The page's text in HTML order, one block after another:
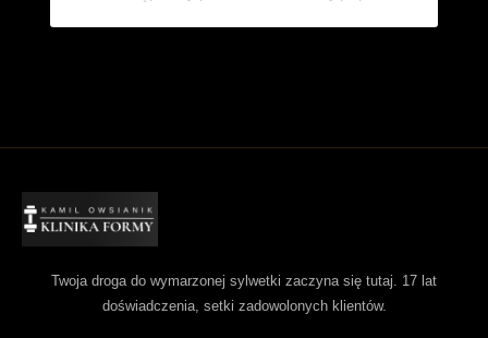
Twoja droga do wymarzonej sylwetki zaczyna się tutaj. 17 lat
doświadczenia, setki zadowolonych klientów.